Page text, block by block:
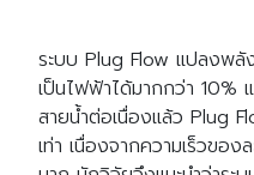
ระบบ Plug Flow แปลงพลั
เป็นไฟฟ้าได้มากกว่า 10%
สายน้ำต่อเนื่องแล้ว Plug
เท่า เนื่องจากความเร็วขอ